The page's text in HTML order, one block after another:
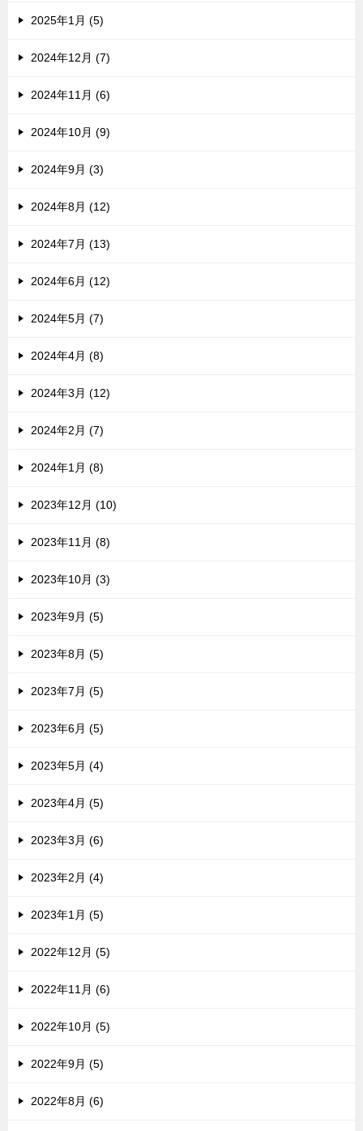
2025年1月 (5)
2024年12月 (7)
2024年11月 (6)
2024年10月 (9)
2024年9月 (3)
2024年8月 (12)
2024年7月 (13)
2024年6月 (12)
2024年5月 (7)
2024年4月 (8)
2024年3月 (12)
2024年2月 (7)
2024年1月 (8)
2023年12月 (10)
2023年11月 (8)
2023年10月 (3)
2023年9月 (5)
2023年8月 (5)
2023年7月 (5)
2023年6月 (5)
2023年5月 (4)
2023年4月 (5)
2023年3月 (6)
2023年2月 (4)
2023年1月 (5)
2022年12月 (5)
2022年11月 (6)
2022年10月 (5)
2022年9月 (5)
2022年8月 (6)